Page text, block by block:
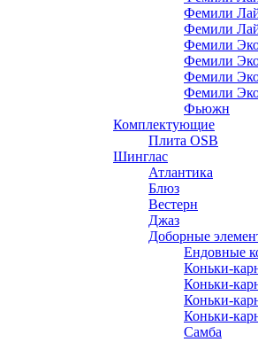
Фемили
Фемили
Фемили
Фемили
Фемили
Фемили
Фьюжн
Комплектующие
Плита OSB
Шинглас
Атлантика
Блюз
Вестерн
Джаз
Доборные
Ендовные
Коньки-
Коньки-
Коньки-
Коньки-
Самба